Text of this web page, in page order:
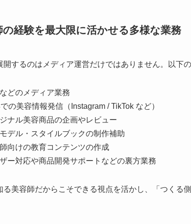
の経験を最大限に活かせる多様な業務
開するのはメディア運営だけではありません。以下
どのメディア業務
の美容情報発信（Instagram / TikTok など）
ナル美容商品の企画やレビュー
デル・スタイルブックの制作補助
向けの教育コンテンツの作成
ー対応や商品開発サポートなどの裏方業務
る美容師だからこそできる視点を活かし、「つくる